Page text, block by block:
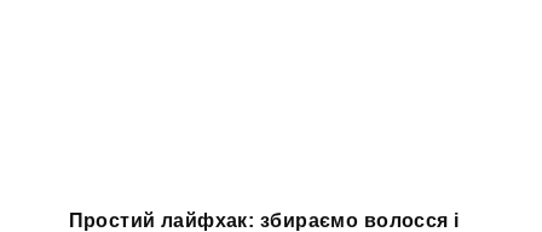
Простий лайфхак: збираємо волосся і